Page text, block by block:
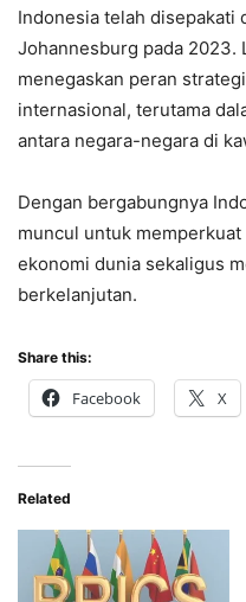
Indonesia telah disepakati
Johannesburg pada 2023.
menegaskan peran
internasional, terutama
antara negara-negara di
Dengan bergabungnya
muncul untuk
ekonomi dunia sekaligus
berkelanjutan.
Share this:
Facebook X
Related